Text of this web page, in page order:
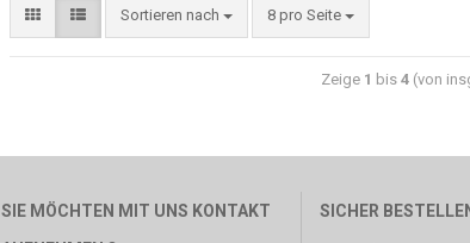
Sortieren nach 8 pro Seite
Zeige 1 bis 4 (von
SIE MÖCHTEN MIT UNS KONTAKT
SICHER